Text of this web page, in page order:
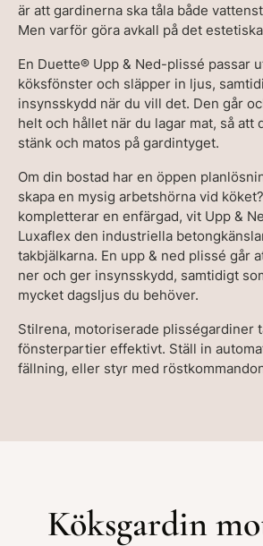
är att gardinerna ska tåla både
Men varför göra avkall på det
En Duette® Upp & Ned-plissé passar
köksfönster och släpper in ljus,
insynsskydd när du vill det. Den går
helt och hållet när du lagar mat, så att
stänk och matos på gardintyget.
Om din bostad har en öppen
skapa en mysig arbetshörna vid
kompletterar en enfärgad, vit Upp &
Luxaflex den industriella
takbjälkarna. En upp & ned plissé går
ner och ger insynsskydd, samtidigt
mycket dagsljus du behöver.
Stilrena, motoriserade plisségardiner
fönsterpartier effektivt. Ställ in
fällning, eller styr med
Köksgardin